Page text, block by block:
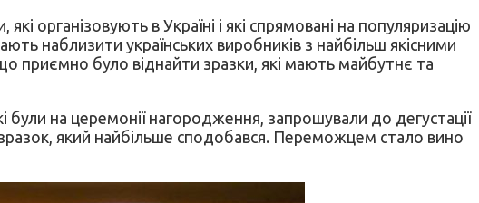
організовують в Україні і які спрямовані на популяризацію
наблизити українських виробників з найбільш якісними
приємно було віднайти зразки, які мають майбутнє та
були на церемонії нагородження, запрошували до дегустації
який найбільше сподобався. Переможцем стало вино